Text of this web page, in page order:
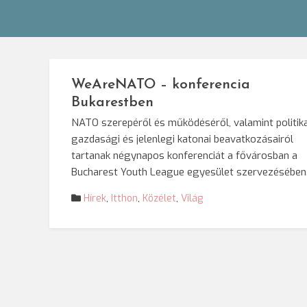
WeAreNATO – konferencia
Bukarestben
NATO szerepéről és működéséről, valamint
gazdasági és jelenlegi katonai beavatkozásairól
tartanak négynapos konferenciát a fővárosban a
Bucharest Youth League egyesület
Hírek, Itthon, Közélet, Világ